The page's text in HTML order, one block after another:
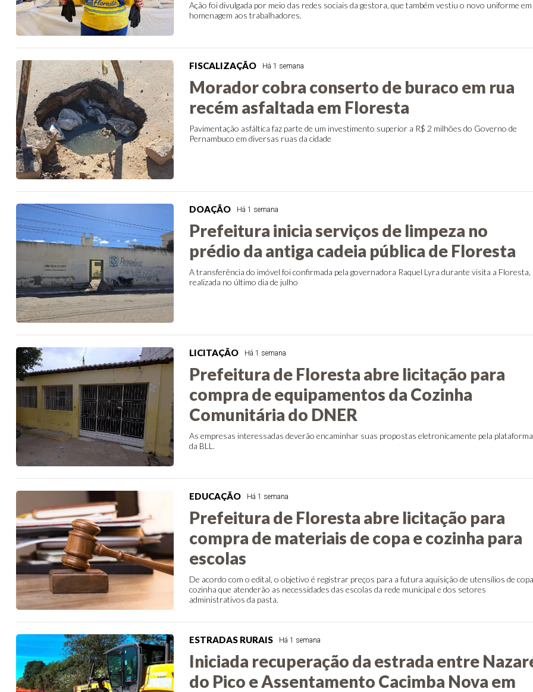
Ação foi divulgada por meio das redes sociais da gestora, que também vestiu o novo uniforme em
homenagem aos trabalhadores.
FISCALIZAÇÃO Há 1 semana
Morador cobra conserto de buraco em rua
recém asfaltada em Floresta
Pavimentação asfáltica faz parte de um investimento superior a R$ 2 milhões do Governo de
Pernambuco em diversas ruas da cidade
DOAÇÃO Há 1 semana
Prefeitura inicia serviços de limpeza no
prédio da antiga cadeia pública de Floresta
A transferência do imóvel foi confirmada pela governadora Raquel Lyra durante visita a Floresta,
realizada no último dia de julho
LICITAÇÃO Há 1 semana
Prefeitura de Floresta abre licitação para
compra de equipamentos da Cozinha
Comunitária do DNER
As empresas interessadas deverão encaminhar suas propostas eletronicamente pela plataforma
da BLL.
EDUCAÇÃO Há 1 semana
Prefeitura de Floresta abre licitação para
compra de materiais de copa e cozinha para
escolas
De acordo com o edital, o objetivo é registrar preços para a futura aquisição de utensílios de
cozinha que atenderão as necessidades das escolas da rede municipal e dos setores
administrativos da pasta.
ESTRADAS RURAIS Há 1 semana
Iniciada recuperação da estrada entre
do Pico e Assentamento Cacimba Nova em